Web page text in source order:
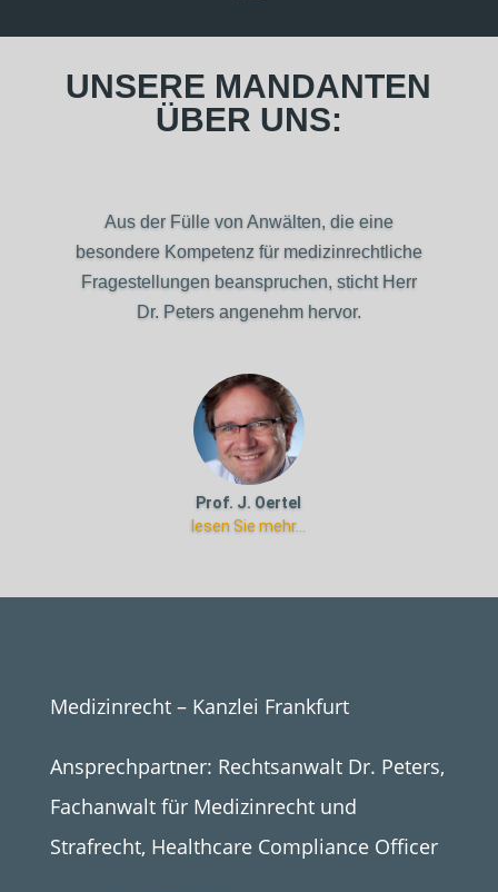
UNSERE MANDANTEN
ÜBER UNS:
Dr. Peters als außerordentlich kompetenter
Fachanwalt in meinem komplexen und
langwierigen Verfahren zu meinem
gewünschten Ergebnis verholfen hat.
Dr. Bernd Dörflinger
Medizinrecht – Kanzlei Frankfurt
Ansprechpartner: Rechtsanwalt Dr. Peters,
Fachanwalt für Medizinrecht und
Strafrecht, Healthcare Compliance Officer